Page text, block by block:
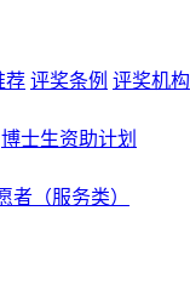
荐 评奖条例 评奖机构
博士生资助计划
者（服务类）